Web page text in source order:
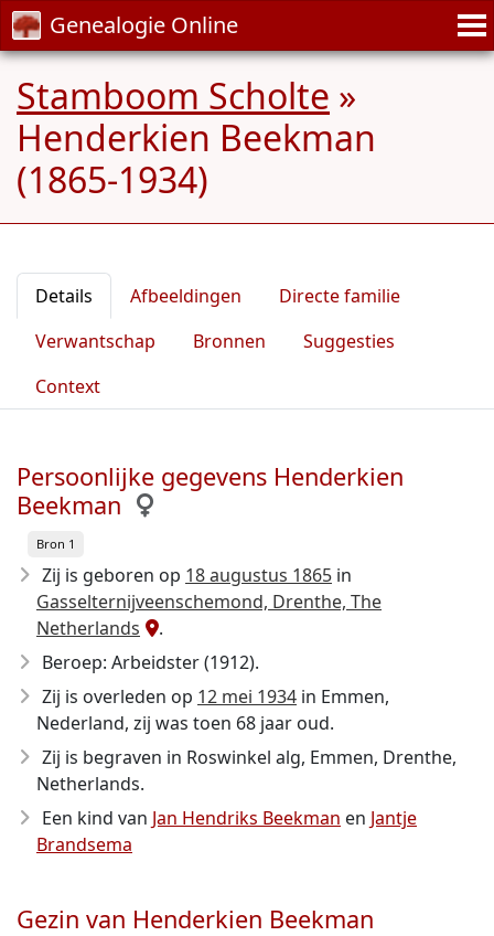
Genealogie Online
Stamboom Scholte »
Henderkien Beekman
(1865-1934)
Details Afbeeldingen
Directe familie
Verwantschap
Bronnen
Suggesties
Context
Persoonlijke gegevens Henderkien
Beekman
Bron 1
Zij is geboren op 18 augustus 1865 in
Gasselternijveenschemond, Drenthe, The
Netherlands
.
Beroep: Arbeidster (1912).
Zij is overleden op 12 mei 1934 in Emmen,
Nederland, zij was toen 68 jaar oud.
Zij is begraven in Roswinkel alg, Emmen, Drenthe,
Netherlands.
Een kind van Jan Hendriks Beekman en Jantje
Brandsema
Gezin van Henderkien Beekman